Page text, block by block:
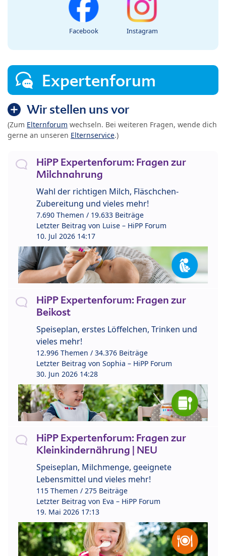
Facebook Instagram
Expertenforum
Wir stellen uns vor
(Zum Elternforum wechseln. Bei weiteren Fragen, wende dich
gerne an unseren Elternservice.)
HiPP Expertenforum: Fragen zur
Milchnahrung
Wahl der richtigen Milch, Fläschchen-
Zubereitung und vieles mehr!
7.690 Themen / 19.633 Beiträge
Letzter Beitrag von Luise – HiPP Forum
10. Jul 2026 14:17
HiPP Expertenforum: Fragen zur
Beikost
Speiseplan, erstes Löffelchen, Trinken und
vieles mehr!
12.996 Themen / 34.376 Beiträge
Letzter Beitrag von Sophia – HiPP Forum
30. Jun 2026 14:28
HiPP Expertenforum: Fragen zur
Kleinkindernährung | NEU
Speiseplan, Milchmenge, geeignete
Lebensmittel und vieles mehr!
115 Themen / 275 Beiträge
Letzter Beitrag von Eva – HiPP Forum
19. Mai 2026 17:13